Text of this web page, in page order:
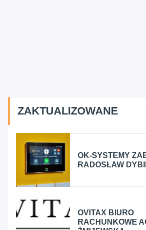
ZAKTUALIZOWANE
OK-SYSTEMY
RADOSŁAW
OVITAX BIURO
RACHUNKOWE